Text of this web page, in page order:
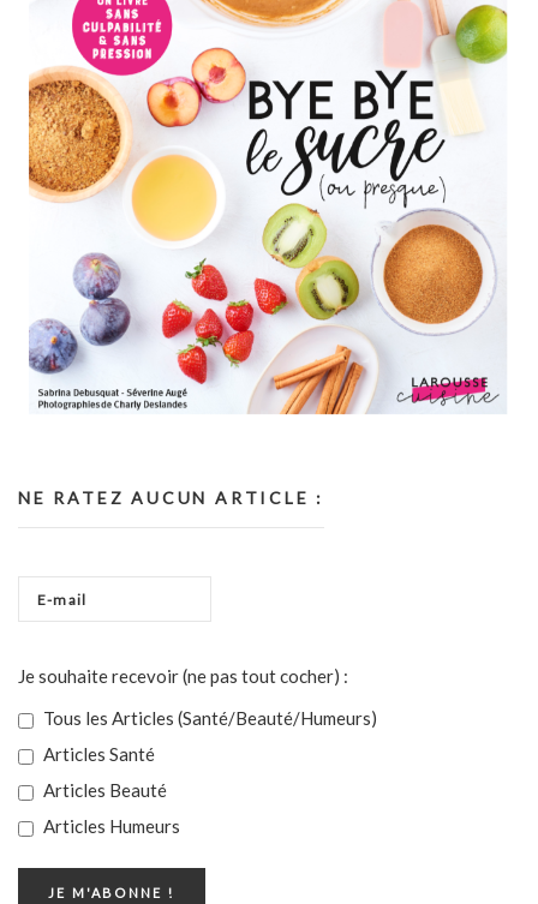
NE RATEZ AUCUN ARTICLE :
Je souhaite recevoir (ne pas tout cocher) :
Tous les Articles (Santé/Beauté/Humeurs)
Articles Santé
Articles Beauté
Articles Humeurs